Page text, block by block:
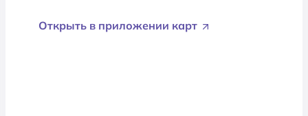
Открыть в приложении карт